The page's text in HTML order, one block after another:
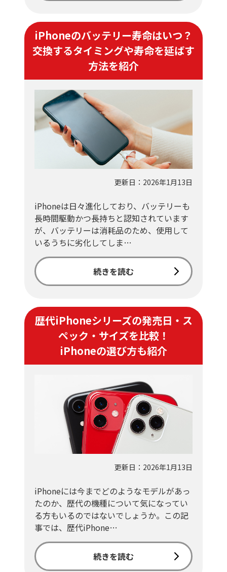
iPhoneのバッテリー寿命はいつ？
交換するタイミングや寿命を延ばす
方法を紹介
更新日：2026年1月13日
iPhoneは日々進化しており、バッテリーも
長時間駆動かつ長持ちと認知されています
が、バッテリーは消耗品のため、使用して
いるうちに劣化してしま…
続きを読む
歴代iPhoneシリーズの発売日・ス
ペック・サイズを比較！
iPhoneの選び方も紹介
更新日：2026年1月13日
iPhoneには今までどのようなモデルがあっ
たのか、歴代の機種について気になってい
る方もいるのではないでしょうか。この記
事では、歴代iPhone…
続きを読む